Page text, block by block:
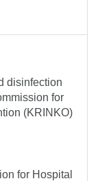
disinfection
for
(KRINKO)
for Hospital